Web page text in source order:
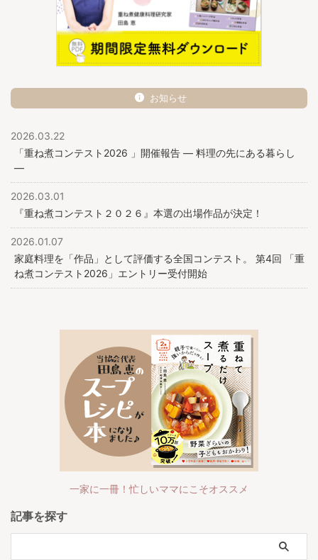
お知らせ
2026.03.22
「重ね煮コンテスト2026 」開催報告 ― 料理の先にある暮らし
―
2026.03.01
『重ね煮コンテスト２０２６』本選の出場作品が決定！
2026.01.07
家庭料理を「作品」として評価する全国コンテスト。 第4回 「重
ね煮コンテスト2026」エントリー受付開始
一家に一冊！忙しいママにこそオススメ
記事を探す